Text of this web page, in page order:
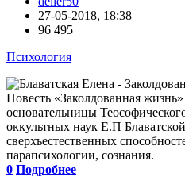
27-05-2018, 18:38
96 495
Психология
Повесть «Заколдованная
основательницы
оккультных наук Е.П
сверхъестественных
парапсихологии, сознания.
0 Подробнее